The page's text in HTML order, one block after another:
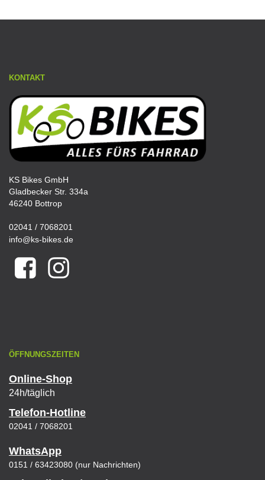
KONTAKT
KS Bikes GmbH
Gladbecker Str. 334a
46240 Bottrop
02041 / 7068201
info@ks-bikes.de
ÖFFNUNGSZEITEN
Online-Shop
24h/täglich
Telefon-Hotline
02041 / 7068201
WhatsApp
0151 / 63423080 (nur Nachrichten)